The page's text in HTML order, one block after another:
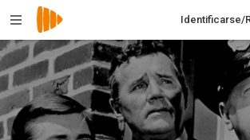
Identificarse/